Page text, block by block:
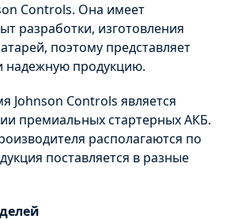
Controls. Она имеет
разработки, изготовления
поэтому представляет
надежную продукцию.
Johnson Controls является
премиальных стартерныхАКБ.
располагаются по
поставляется в разные